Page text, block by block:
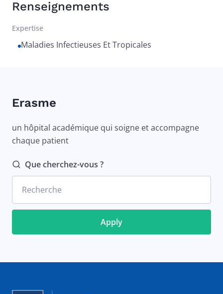
Renseignements
Expertise
Maladies Infectieuses Et Tropicales
Erasme
un hôpital académique qui soigne et accompagne
chaque patient
Que cherchez-vous ?
Recherche